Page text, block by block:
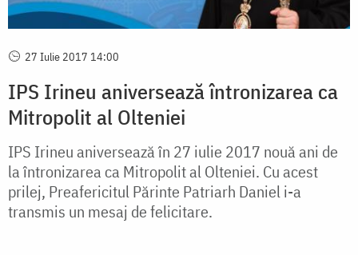
27 Iulie 2017 14:00
IPS Irineu aniversează întronizarea ca
Mitropolit al Olteniei
IPS Irineu aniversează în 27 iulie 2017 nouă ani de
la întronizarea ca Mitropolit al Olteniei. Cu acest
prilej, Preafericitul Părinte Patriarh Daniel i-a
transmis un mesaj de felicitare.